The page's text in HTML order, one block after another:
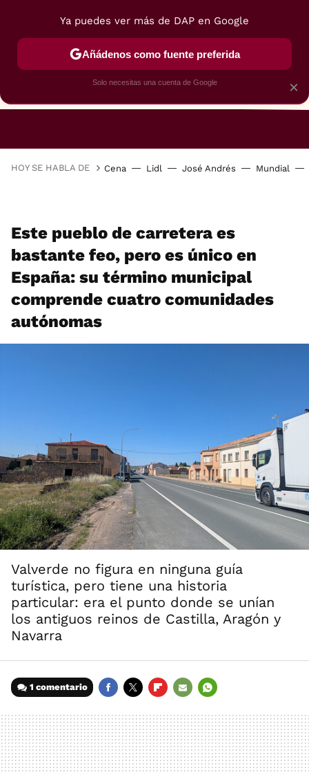
RESTAURANTES GASTROGUÍA
HOY SE HABLA DE Cena Lidl José Andrés Mundial
Este pueblo de carretera es
bastante feo, pero es único en
España: su término municipal
comprende cuatro comunidades
autónomas
Valverde no figura en ninguna guía
turística, pero tiene una historia
particular: era el punto donde se unían
los antiguos reinos de Castilla, Aragón y
Navarra
1 comentario
MAIL
×
Ya puedes ver más de DAP en Google
Añádenos como fuente preferida
Solo necesitas una cuenta de Google